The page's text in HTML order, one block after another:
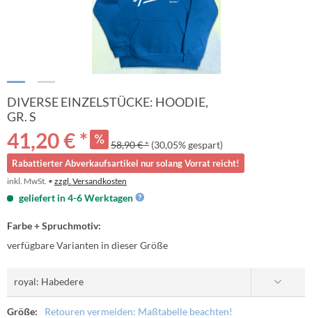
DIVERSE EINZELSTÜCKE: HOODIE,
GR. S
41,20 € * 58,90 € * (30,05% gespart)
Rabattierter Abverkaufsartikel nur solang Vorrat reicht!
inkl. MwSt. • zzgl. Versandkosten
geliefert in 4-6 Werktagen
Farbe + Spruchmotiv:
verfügbare Varianten in dieser Größe
Größe:
Retouren vermeiden: Maßtabelle beachten!